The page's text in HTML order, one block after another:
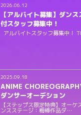
2026.06.12
【アルバイト募集】ダン
付スタッフ募集中！
アルバイトスタッフ募集中！
2025.09.18
ANIME
ダンサーオーデション
【ステップス限定特典】オー
ンスステージ：梅棒作品ダ…